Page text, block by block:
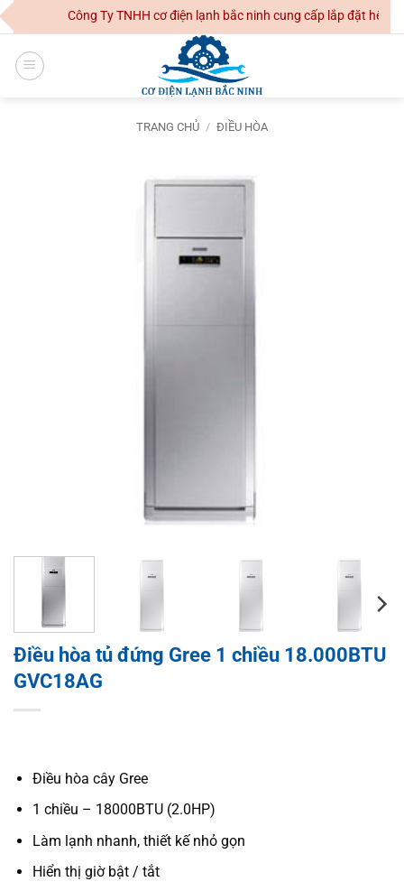
Skip
to
content
Công Ty TNHH cơ điện lạnh bắc ninh cung cấp lắp đặt hệ
TRANG CHỦ / ĐIỀU HÒA
Điều hòa tủ đứng Gree 1 chiều 18.000BTU
GVC18AG
Điều hòa cây Gree
1 chiều – 18000BTU (2.0HP)
Làm lạnh nhanh, thiết kế nhỏ gọn
Hiển thị giờ bật / tắt